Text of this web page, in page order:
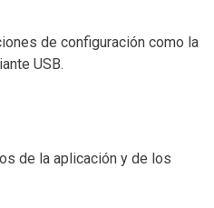
de configuración como la
USB.
de la aplicación y de los